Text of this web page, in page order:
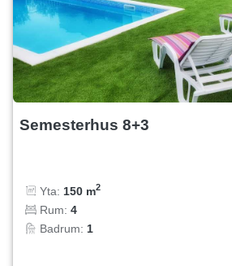
Semesterhus 8+3
Yta: 150 m2
Rum: 4
Badrum: 1